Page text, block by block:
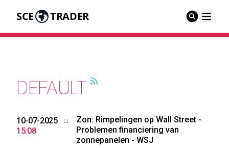
SCE TRADER
DEFAULT
10-07-2025
15:08
Zon: Rimpelingen op Wall Street -
Problemen financiering van
zonnepanelen - WSJ